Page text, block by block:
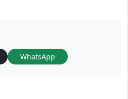
WhatsApp